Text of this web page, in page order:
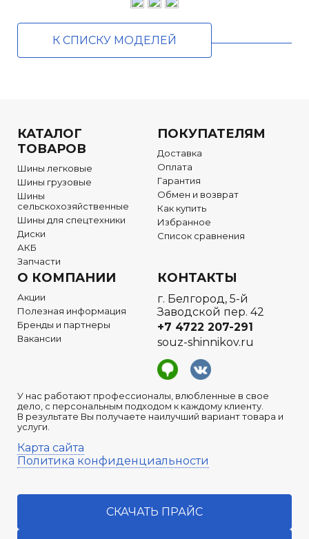
К СПИСКУ МОДЕЛЕЙ
КАТАЛОГ
ТОВАРОВ
Шины легковые
Шины грузовые
Шины
сельскохозяйственные
Шины для спецтехники
Диски
АКБ
Запчасти
ПОКУПАТЕЛЯМ
Доставка
Оплата
Гарантия
Обмен и возврат
Как купить
Избранное
Список сравнения
О КОМПАНИИ
Акции
Полезная информация
Бренды и партнеры
Вакансии
У нас работают профессионалы, влюбленные в свое
дело, с персональным подходом к каждому клиенту.
В результате Вы получаете наилучший вариант товара и
услуги.
Карта сайта
Политика конфиденциальности
КОНТАКТЫ
г. Белгород, 5-й
Заводской пер. 42
+7 4722 207-291
souz-shinnikov.ru
СКАЧАТЬ ПРАЙС